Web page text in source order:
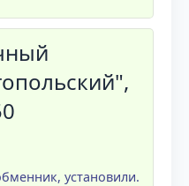
установили.